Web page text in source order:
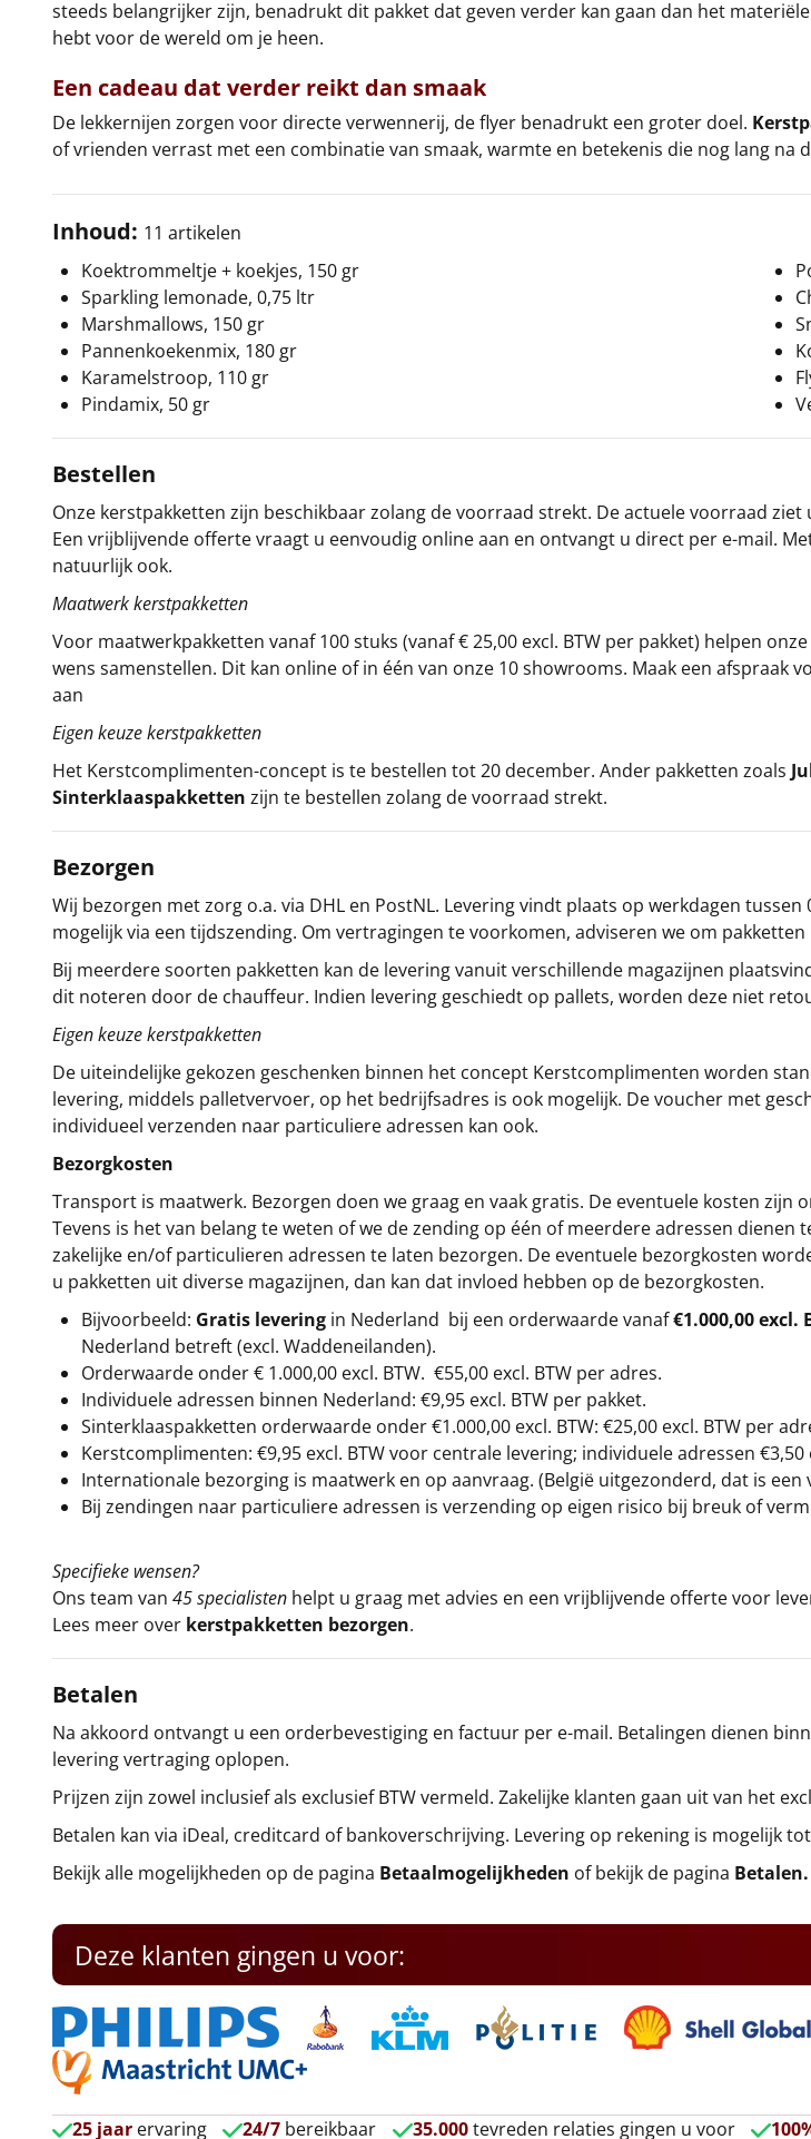
steeds belangrijker zijn, benadrukt dit pakket dat geven verder kan gaan dan het
hebt voor de wereld om je heen.
Een cadeau dat verder reikt dan smaak
De lekkernijen zorgen voor directe verwennerij, de flyer benadrukt een groter doel.
of vrienden verrast met een combinatie van smaak, warmte en betekenis die nog lang na
Inhoud: 11 artikelen
Koektrommeltje + koekjes, 150 gr
Sparkling lemonade, 0,75 ltr
Marshmallows, 150 gr
Pannenkoekenmix, 180 gr
Karamelstroop, 110 gr
Pindamix, 50 gr
Bestellen
Onze kerstpakketten zijn beschikbaar zolang de voorraad strekt. De actuele voorraad
Een vrijblijvende offerte vraagt u eenvoudig online aan en ontvangt u direct per e-mail.
natuurlijk ook.
Maatwerk kerstpakketten
Voor maatwerkpakketten vanaf 100 stuks (vanaf € 25,00 excl. BTW per pakket) helpen
wens samenstellen. Dit kan online of in één van onze 10 showrooms. Maak een afspraak
aan
Eigen keuze kerstpakketten
Het Kerstcomplimenten-concept is te bestellen tot 20 december. Ander pakketten zoals
Sinterklaaspakketten zijn te bestellen zolang de voorraad strekt.
Bezorgen
Wij bezorgen met zorg o.a. via DHL en PostNL. Levering vindt plaats op werkdagen
mogelijk via een tijdszending. Om vertragingen te voorkomen, adviseren we om
Bij meerdere soorten pakketten kan de levering vanuit verschillende magazijnen
dit noteren door de chauffeur. Indien levering geschiedt op pallets, worden deze niet
Eigen keuze kerstpakketten
De uiteindelijke gekozen geschenken binnen het concept Kerstcomplimenten worden
levering, middels palletvervoer, op het bedrijfsadres is ook mogelijk. De voucher met
individueel verzenden naar particuliere adressen kan ook.
Bezorgkosten
Transport is maatwerk. Bezorgen doen we graag en vaak gratis. De eventuele kosten
Tevens is het van belang te weten of we de zending op één of meerdere adressen
zakelijke en/of particulieren adressen te laten bezorgen. De eventuele bezorgkosten
u pakketten uit diverse magazijnen, dan kan dat invloed hebben op de bezorgkosten.
Bijvoorbeeld: Gratis levering in Nederland bij een orderwaarde vanaf€1.000,00 excl.
Nederland betreft (excl. Waddeneilanden).
Orderwaarde onder € 1.000,00 excl. BTW. €55,00 excl. BTW per adres.
Individuele adressen binnen Nederland: €9,95 excl. BTW per pakket.
Sinterklaaspakketten orderwaarde onder €1.000,00 excl. BTW: €25,00 excl. BTW per
Kerstcomplimenten: €9,95 excl. BTW voor centrale levering; individuele adressen €3,50
Internationale bezorging is maatwerk en op aanvraag. (België uitgezonderd, dat is een
Bij zendingen naar particuliere adressen is verzending op eigen risico bij breuk of
Specifieke wensen?
Ons team van 45 specialisten helpt u graag met advies en een vrijblijvende offerte voor
Lees meer over kerstpakketten bezorgen.
Betalen
Na akkoord ontvangt u een orderbevestiging en factuur per e-mail. Betalingen dienen
levering vertraging oplopen.
Prijzen zijn zowel inclusief als exclusief BTW vermeld. Zakelijke klanten gaan uit van het
Betalen kan via iDeal, creditcard of bankoverschrijving. Levering op rekening is mogelijk
Bekijk alle mogelijkheden op de pagina Betaalmogelijkheden of bekijk de pagina Betalen.
Deze klanten gingen u voor:
25 jaar ervaring 24/7 bereikbaar 35.000tevreden relaties gingen u voor